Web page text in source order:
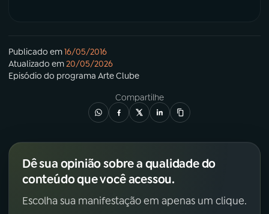
Publicado em16/05/2016
Atualizado em20/05/2026
Episódio do programa Arte Clube
Compartilhe
Dê sua opinião sobre a qualidade do
conteúdo que você acessou.
Escolha sua manifestação em apenas um clique.